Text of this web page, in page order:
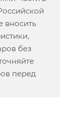
вносить
без
перед